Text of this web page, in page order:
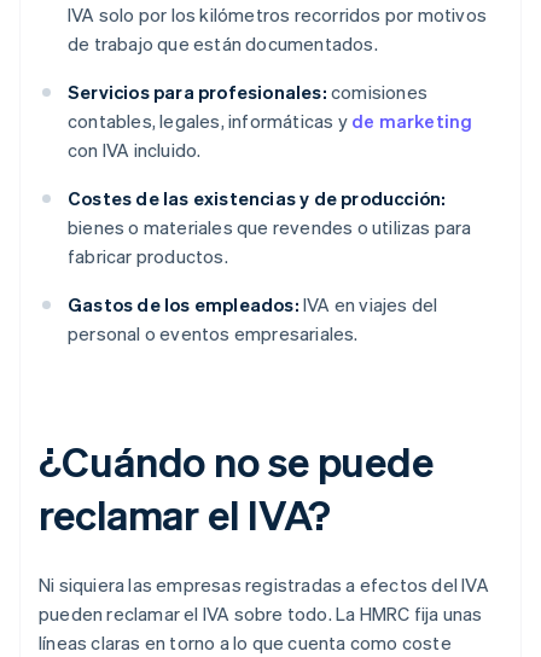
IVA solo por los kilómetros recorridos por motivos
de trabajo que están documentados.
Servicios para profesionales: comisiones
contables, legales, informáticas y de marketing
con IVA incluido.
Costes de las existencias y de producción:
bienes o materiales que revendes o utilizas para
fabricar productos.
Gastos de los empleados: IVA en viajes del
personal o eventos empresariales.
¿Cuándo no se puede
reclamar el IVA?
Ni siquiera las empresas registradas a efectos del IVA
pueden reclamar el IVA sobre todo. La HMRC fija unas
líneas claras en torno a lo que cuenta como coste